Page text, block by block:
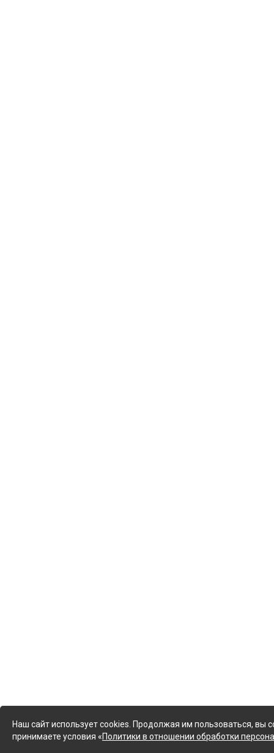
Наш сайт использует cookies. Продолжая им пользоваться, вы
принимаете условия «Политики в отношении обработки